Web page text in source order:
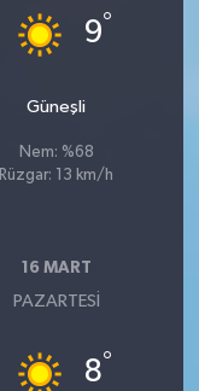
9°
Güneşli
Nem: %68
Rüzgar: 13 km/h
16 MART
PAZARTESI
8°